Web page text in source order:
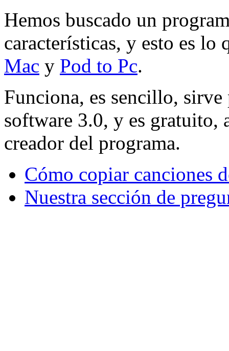
Hemos buscado un
características, y esto es lo
Mac y Pod to Pc.
Funciona, es sencillo,
software 3.0, y es gratuito,
creador del programa.
Cómo copiar canciones
Nuestra sección de